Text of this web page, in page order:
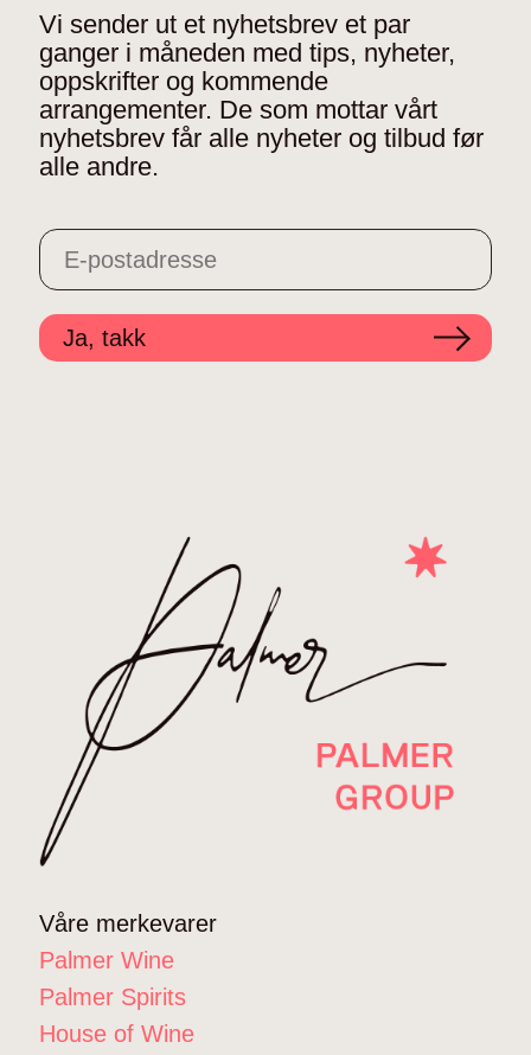
Vi sender ut et nyhetsbrev et par
ganger i måneden med tips, nyheter,
oppskrifter og kommende
arrangementer. De som mottar vårt
nyhetsbrev får alle nyheter og tilbud før
alle andre.
Ja, takk
Våre merkevarer
Palmer Wine
Palmer Spirits
House of Wine